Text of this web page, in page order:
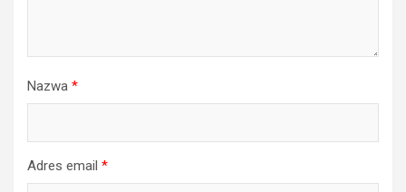
Nazwa *
Adres email *